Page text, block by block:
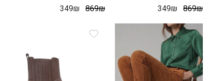
869₪
349₪
869₪
349₪